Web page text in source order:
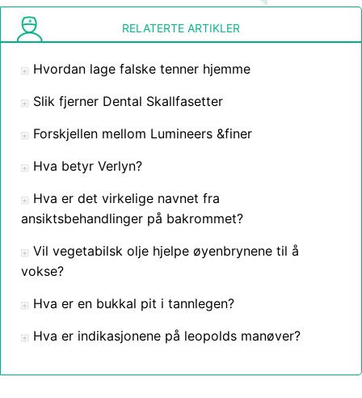
RELATERTE ARTIKLER
Hvordan lage falske tenner hjemme
Slik fjerner Dental Skallfasetter
Forskjellen mellom Lumineers &finer
Hva betyr Verlyn?
Hva er det virkelige navnet fra
ansiktsbehandlinger på bakrommet?
Vil vegetabilsk olje hjelpe øyenbrynene til å
vokse?
Hva er en bukkal pit i tannlegen?
Hva er indikasjonene på leopolds manøver?